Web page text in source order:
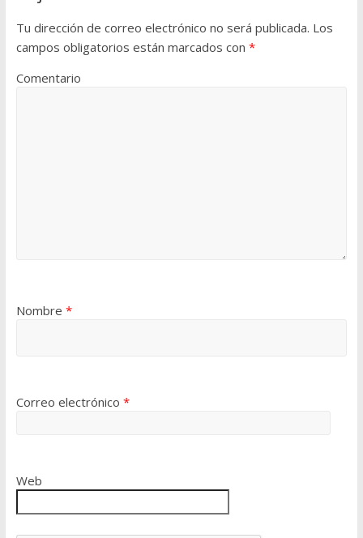
Tu dirección de correo electrónico no será publicada. Los
campos obligatorios están marcados con *
Comentario
Nombre *
Correo electrónico *
Web